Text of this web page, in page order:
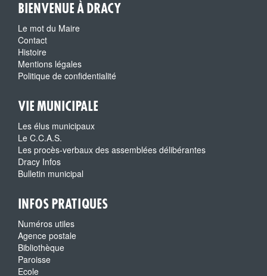
BIENVENUE À DRACY
Le mot du Maire
Contact
Histoire
Mentions légales
Politique de confidentialité
VIE MUNICIPALE
Les élus municipaux
Le C.C.A.S.
Les procès-verbaux des assemblées délibérantes
Dracy Infos
Bulletin municipal
INFOS PRATIQUES
Numéros utiles
Agence postale
Bibliothèque
Paroisse
Ecole